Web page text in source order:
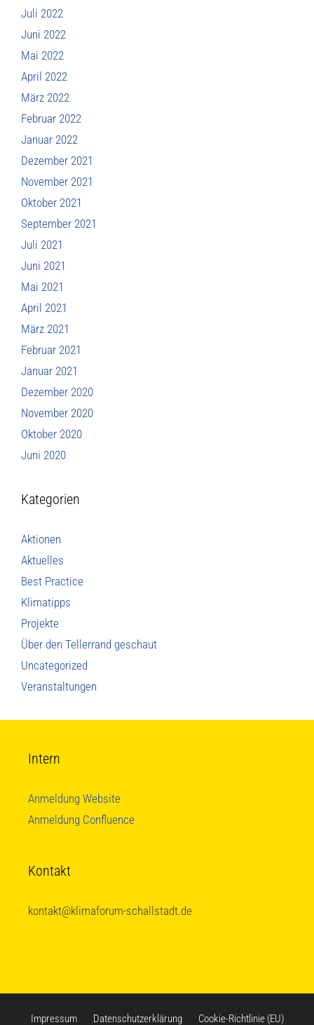
Juli 2022
Juni 2022
Mai 2022
April 2022
März 2022
Februar 2022
Januar 2022
Dezember 2021
November 2021
Oktober 2021
September 2021
Juli 2021
Juni 2021
Mai 2021
April 2021
März 2021
Februar 2021
Januar 2021
Dezember 2020
November 2020
Oktober 2020
Juni 2020
Kategorien
Aktionen
Aktuelles
Best Practice
Klimatipps
Projekte
Über den Tellerrand geschaut
Uncategorized
Veranstaltungen
Intern
Anmeldung Website
Anmeldung Confluence
Kontakt
kontakt@klimaforum-schallstadt.de
Impressum Datenschutzerklärung Cookie-Richtlinie (EU)